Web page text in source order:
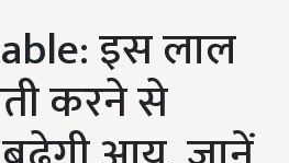
इस लाल
करने से